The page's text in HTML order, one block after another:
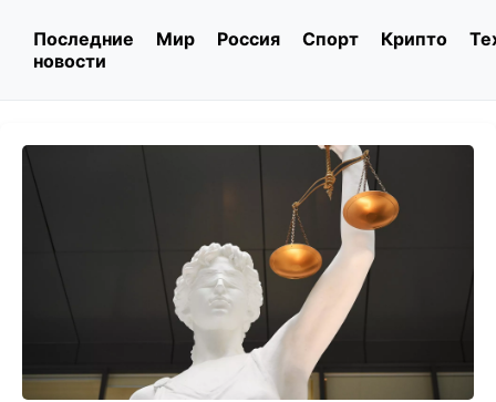
Последние
новости
Мир Россия Спорт Крипто